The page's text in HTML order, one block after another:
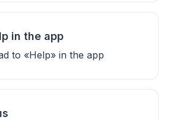
in the app
to «Help» in the app